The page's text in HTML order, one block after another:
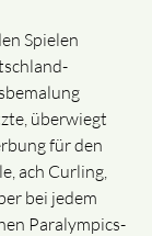
Spielen
überwiegt
für den
ach Curling,
bei jedem
Paralympics-